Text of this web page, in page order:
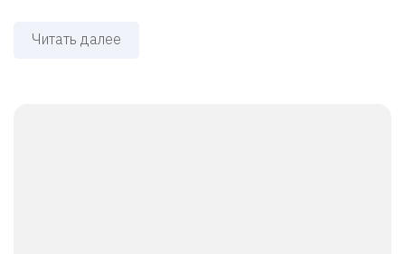
Читать далее